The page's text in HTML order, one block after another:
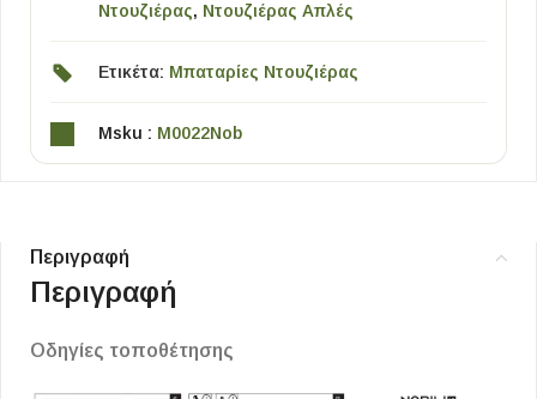
Ντουζιέρας, Ντουζιέρας Απλές
Ετικέτα: Μπαταρίες Ντουζιέρας
Msku : M0022Nob
Περιγραφή
Περιγραφή
Οδηγίες τοποθέτησης